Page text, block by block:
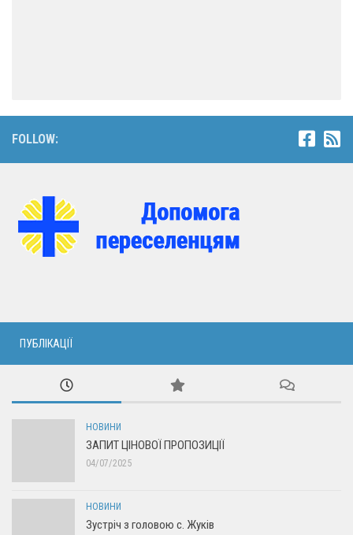
FOLLOW:
ПУБЛІКАЦІЇ
НОВИНИ
ЗАПИТ ЦІНОВОЇ ПРОПОЗИЦІЇ
04/07/2025
НОВИНИ
Зустріч з головою с. Жуків